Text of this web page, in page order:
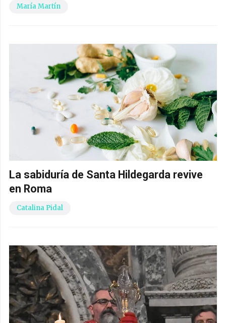
María Martín
La sabiduría de Santa Hildegarda revive
en Roma
Catalina Pidal